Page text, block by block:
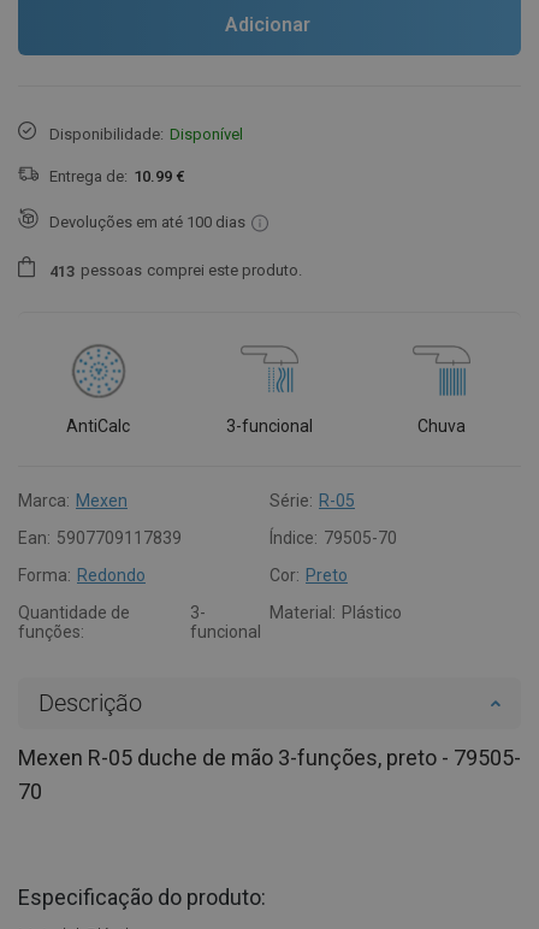
Adicionar
Disponibilidade: Disponível
Entrega de: 10.99 €
Devoluções em até 100 dias
41 3 pessoas comprei este produto.
AntiCalc 3-funcional Chuva
Marca: Mexen Série: R-05
Ean: 5907709117839 Índice: 79505-70
Forma: Redondo Cor: Preto
Quantidade de
funções:
3-
funcional
Material: Plástico
Descrição
Mexen R-05 duche de mão 3-funções, preto - 79505-
70
Especificação do produto: